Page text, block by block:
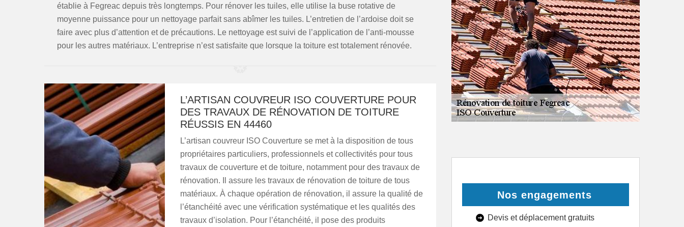
établie à Fegreac depuis très longtemps. Pour rénover les tuiles, elle utilise la buse rotative de
moyenne puissance pour un nettoyage parfait sans abîmer les tuiles. L’entretien de l’ardoise doit se
faire avec plus d’attention et de précautions. Le nettoyage est suivi de l’application de l’anti-mousse
pour les autres matériaux. L’entreprise n’est satisfaite que lorsque la toiture est totalement rénovée.
L’ARTISAN COUVREUR ISO COUVERTURE POUR
DES TRAVAUX DE RÉNOVATION DE TOITURE
RÉUSSIS EN 44460
L’artisan couvreur ISO Couverture se met à la disposition de tous
propriétaires particuliers, professionnels et collectivités pour tous
travaux de couverture et de toiture, notamment pour des travaux de
rénovation. Il assure les travaux de rénovation de toiture de tous
matériaux. À chaque opération de rénovation, il assure la qualité de
l’étanchéité avec une vérification systématique et les qualités des
travaux d’isolation. Pour l’étanchéité, il pose des produits
Nos engagements
Devis et déplacement gratuits